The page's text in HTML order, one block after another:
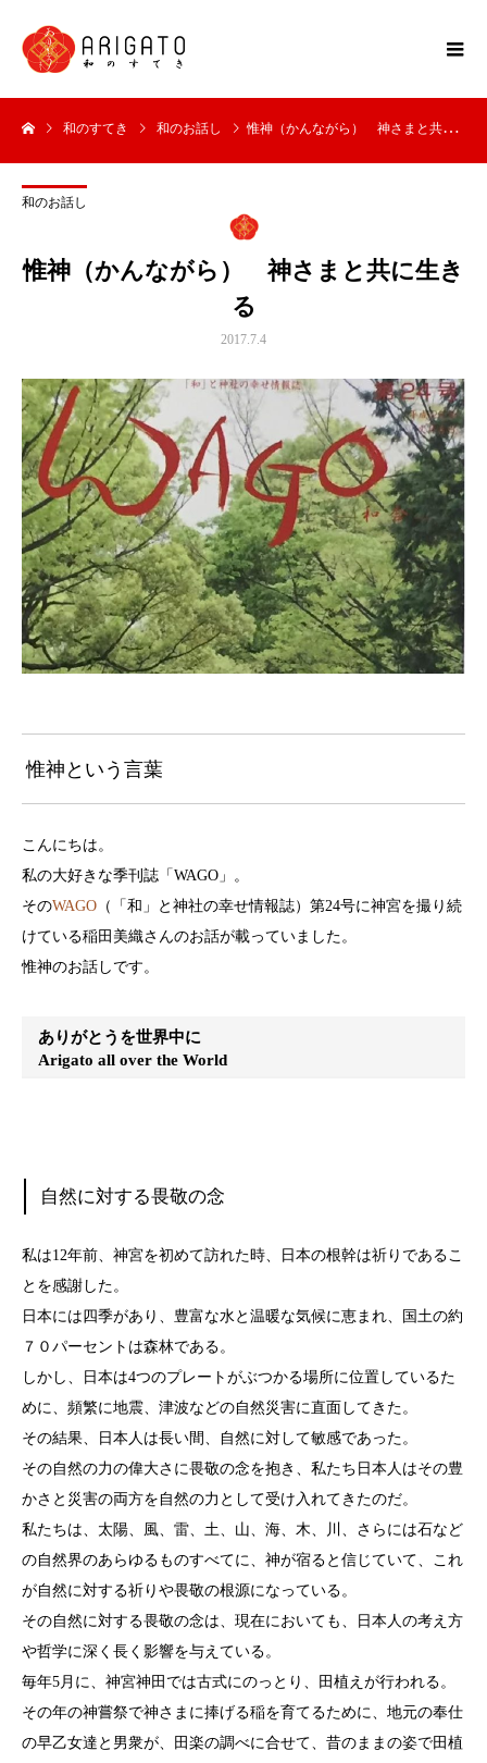
和のすてき 和のお話し 惟神（かんながら） 神さまと共に生きる
和のお話し
惟神（かんながら） 神さまと共に生き
る
2017.7.4
惟神という言葉
こんにちは。
私の大好きな季刊誌「WAGO」。
そのWAGO （「和」と神社の幸せ情報誌）第24号に神宮を撮り続
けている稲田美織さんのお話が載っていました。
惟神のお話しです。
ありがとうを世界中に
Arigato all over the World
自然に対する畏敬の念
私は12年前、神宮を初めて訪れた時、日本の根幹は祈りであるこ
とを感謝した。
日本には四季があり、豊富な水と温暖な気候に恵まれ、国土の約
７０パーセントは森林である。
しかし、日本は4つのプレートがぶつかる場所に位置しているた
めに、頻繁に地震、津波などの自然災害に直面してきた。
その結果、日本人は長い間、自然に対して敏感であった。
その自然の力の偉大さに畏敬の念を抱き、私たち日本人はその豊
かさと災害の両方を自然の力として受け入れてきたのだ。
私たちは、太陽、風、雷、土、山、海、木、川、さらには石など
の自然界のあらゆるものすべてに、神が宿ると信じていて、これ
が自然に対する祈りや畏敬の根源になっている。
その自然に対する畏敬の念は、現在においても、日本人の考え方
や哲学に深く長く影響を与えている。
毎年5月に、神宮神田では古式にのっとり、田植えが行われる。
その年の神嘗祭で神さまに捧げる稲を育てるために、地元の奉仕
の早乙女達と男衆が、田楽の調べに合せて、昔のままの姿で田植